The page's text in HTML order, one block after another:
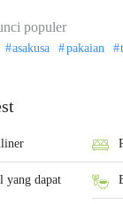
populer
asakusa pakaian
yang dapat